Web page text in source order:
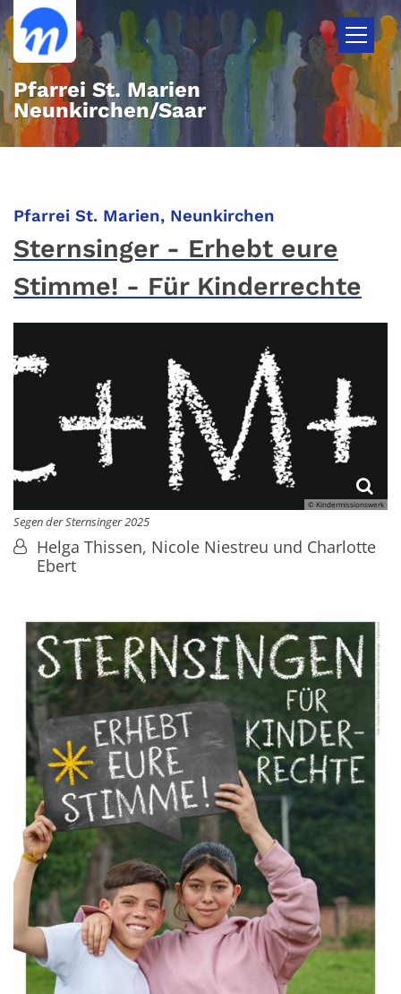
Zum Inhalt springen
Pfarrei St. Marien
Neunkirchen/Saar
Pfarrei St. Marien, Neunkirchen
Sternsinger - Erhebt eure
Stimme! - Für Kinderrechte
© Kindermissionswerk
Segen der Sternsinger 2025
Von:Helga Thissen, Nicole Niestreu und Charlotte
Ebert